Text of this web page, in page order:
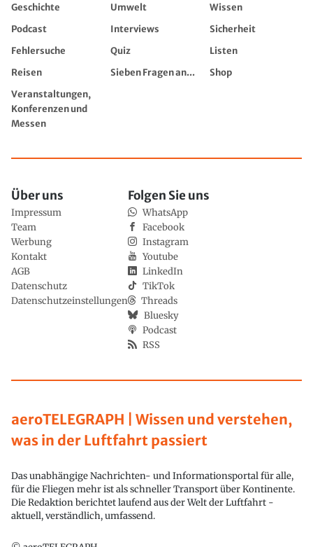
Geschichte Umwelt
Wissen
Podcast
Interviews
Sicherheit
Fehlersuche
Quiz
Listen
Reisen
Sieben Fragen an...
Shop
Veranstaltungen,
Konferenzen und
Messen
aeroTELEGRAPH | Wissen und verstehen,
was in der Luftfahrt passiert
Das unabhängige Nachrichten- und Informationsportal für alle,
für die Fliegen mehr ist als schneller Transport über Kontinente.
Die Redaktion berichtet laufend aus der Welt der Luftfahrt -
aktuell, verständlich, umfassend.
Über uns
Impressum
Team
Werbung
Kontakt
AGB
Datenschutz
Datenschutzeinstellungen
Folgen Sie uns
WhatsApp
Facebook
Instagram
Youtube
LinkedIn
TikTok
Threads
Bluesky
Podcast
RSS